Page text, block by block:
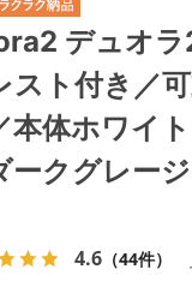
デュオ
スト付き／
本体ホワイ
ークグレー
4.6 （44件）